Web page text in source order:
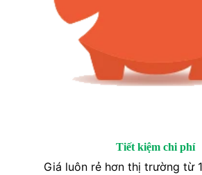
Tiết kiệm chi phí
Giá luôn rẻ hơn thị trường từ